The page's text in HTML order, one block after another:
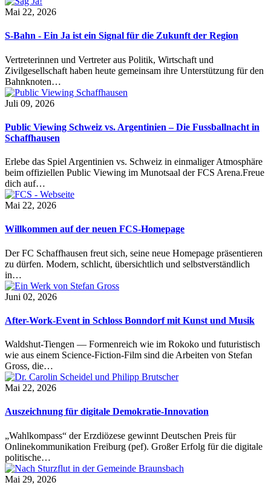
Mai 22, 2026
S-Bahn - Ein Ja ist ein Signal für die Zukunft der Region
Vertreterinnen und Vertreter aus Politik, Wirtschaft und
Zivilgesellschaft haben heute gemeinsam ihre Unterstützung für den
Bahnknoten…
Juli 09, 2026
Public Viewing Schweiz vs. Argentinien – Die Fussballnacht in
Schaffhausen
Erlebe das Spiel Argentinien vs. Schweiz in einmaliger Atmosphäre
beim offiziellen Public Viewing im Munotsaal der FCS Arena.Freue
dich auf…
Mai 22, 2026
Willkommen auf der neuen FCS-Homepage
Der FC Schaffhausen freut sich, seine neue Homepage präsentieren
zu dürfen. Modern, schlicht, übersichtlich und selbstverständlich
in…
Juni 02, 2026
After-Work-Event in Schloss Bonndorf mit Kunst und Musik
Waldshut-Tiengen — Formenreich wie im Rokoko und futuristisch
wie aus einem Science-Fiction-Film sind die Arbeiten von Stefan
Gross, die…
Mai 22, 2026
Auszeichnung für digitale Demokratie-Innovation
„Wahlkompass“ der Erzdiözese gewinnt Deutschen Preis für
Onlinekommunikation Freiburg (pef). Großer Erfolg für die digitale
politische…
Mai 29, 2026